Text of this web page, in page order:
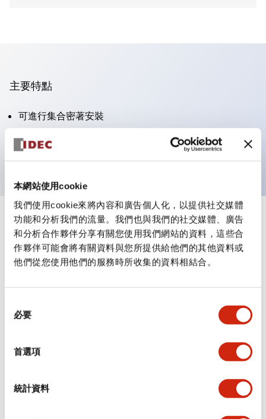
本網站使用cookie
我們使用cookie來將內容和廣告個人化，以提供社交媒體
功能和分析我們的流量。我們也與我們的社交媒體、廣告
和分析合作夥伴分享有關您使用我們網站的資料，這些合
作夥伴可能會將有關資料與您所提供給他們的其他資料或
他們從您使用他們的服務時所收集的資料相結合。
必要
首選項
統計資料
主要特點
可進行集合密著安裝
附鎖選擇開關採用高安全性的彈子鎖結構
防護結構為IP65（IEC60529）
規格 顯示全部
審美規範
環境規範
功能規格